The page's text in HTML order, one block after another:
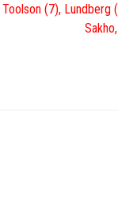
Toolson (7), Lundberg